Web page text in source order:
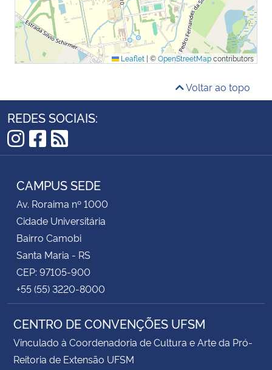
Leaflet | ©OpenStreetMapcontributors
Voltar ao topo
REDES SOCIAIS:
Instagram
Facebook
RSS
CAMPUS SEDE
Av. Roraima nº 1000
Cidade Universitária
Bairro Camobi
Santa Maria - RS
CEP: 97105-900
+55 (55) 3220-8000
CENTRO DE CONVENÇÕES UFSM
Vinculado à Coordenadoria de Cultura e Arte da Pró-
Reitoria de Extensão UFSM